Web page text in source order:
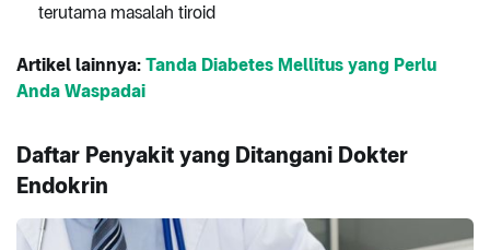
terutama masalah tiroid
Artikel lainnya: Tanda Diabetes Mellitus yang Perlu
Anda Waspadai
Daftar Penyakit yang Ditangani Dokter
Endokrin